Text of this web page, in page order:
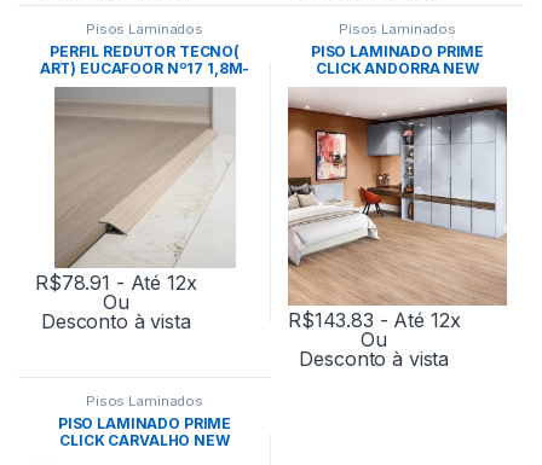
Pisos Laminados
PERFIL REDUTOR TECNO(
ART) EUCAFOOR Nº17 1,8M-
EUCATEX
R$78.91 - Até 12x
Ou
Desconto à vista
Pisos Laminados
PISO LAMINADO PRIME
CLICK ANDORRA NEW
(6)217x1357X7MM CX/8 –
2,36M2 / CX- EUCATEX
R$143.83 - Até 12x
Ou
Desconto à vista
Pisos Laminados
PISO LAMINADO PRIME
CLICK CARVALHO NEW